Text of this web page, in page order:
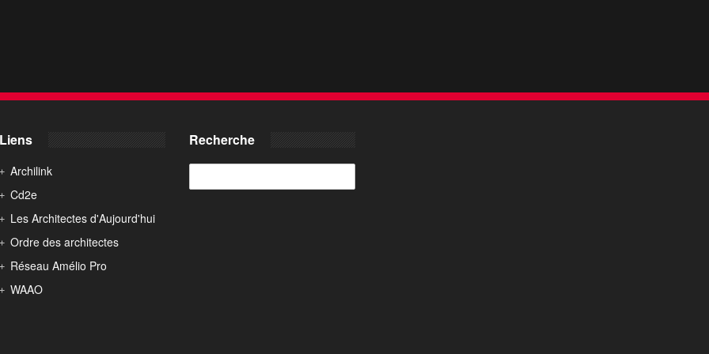
Liens
Archilink
Cd2e
Les Architectes d'Aujourd'hui
Ordre des architectes
Réseau Amélio Pro
WAAO
Recherche